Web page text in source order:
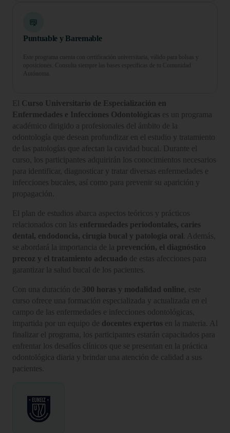
Puntuable y Baremable
Este programa cuenta con certificación universitaria, válido para bolsas y
oposiciones. Consulta siempre las bases específicas de tu Comunidad
Autónoma.
El Curso Universitario de Especialización en
Enfermedades e Infecciones Odontológicas es un programa
académico dirigido a profesionales del ámbito de la
odontología que desean profundizar en el estudio y tratamiento
de las patologías que afectan la cavidad bucal. Durante el
curso, los participantes adquirirán los conocimientos necesarios
para identificar, diagnosticar y tratar diversas enfermedades e
infecciones bucales, así como para prevenir su aparición y
propagación.
El plan de estudios abarca aspectos teóricos y prácticos
relacionados con las enfermedades periodontales, caries
dental, endodoncia, cirugía bucal y patología oral . Además,
se abordará la importancia de la prevención, el diagnóstico
precoz y el tratamiento adecuado de estas afecciones para
garantizar la salud bucal de los pacientes.
Con una duración de 300 horas y modalidad online , este
curso ofrece una formación especializada y actualizada en el
campo de las enfermedades e infecciones odontológicas,
impartida por un equipo de docentes expertos en la materia. Al
finalizar el programa, los participantes estarán capacitados para
enfrentar los desafíos clínicos que se presentan en la práctica
odontológica diaria y brindar una atención de calidad a sus
pacientes.